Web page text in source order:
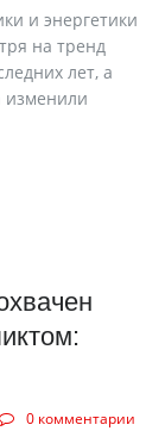
и энергетики
на тренд
лет, а
изменили
0 комментарии